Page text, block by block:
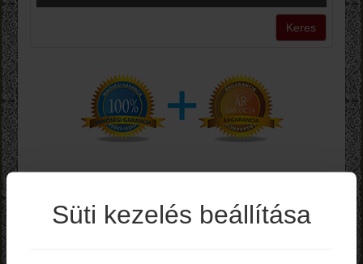
Keres
Süti kezelés beállítása